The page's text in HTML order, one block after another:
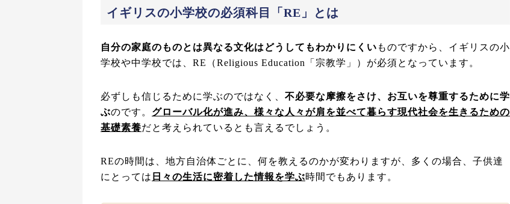
イギリスの小学校の必須科目「RE」とは
自分の家庭のものとは異なる文化はどうしてもわかりにくい ものですから、イギリスの小
学校や中学校では、RE（Religious Education「宗教学」）が必須となっています。
必ずしも信じるために学ぶのではなく、 不必要な摩擦をさけ、お互いを尊重するために学
ぶのです。 グローバル化が進み、様々な人々が肩を並べて暮らす現代社会を生きるための
基礎素養だと考えられているとも言えるでしょう。
REの時間は、地方自治体ごとに、何を教えるのかが変わりますが、多くの場合、子供達
にとっては 日々の生活に密着した情報を学ぶ時間でもあります。